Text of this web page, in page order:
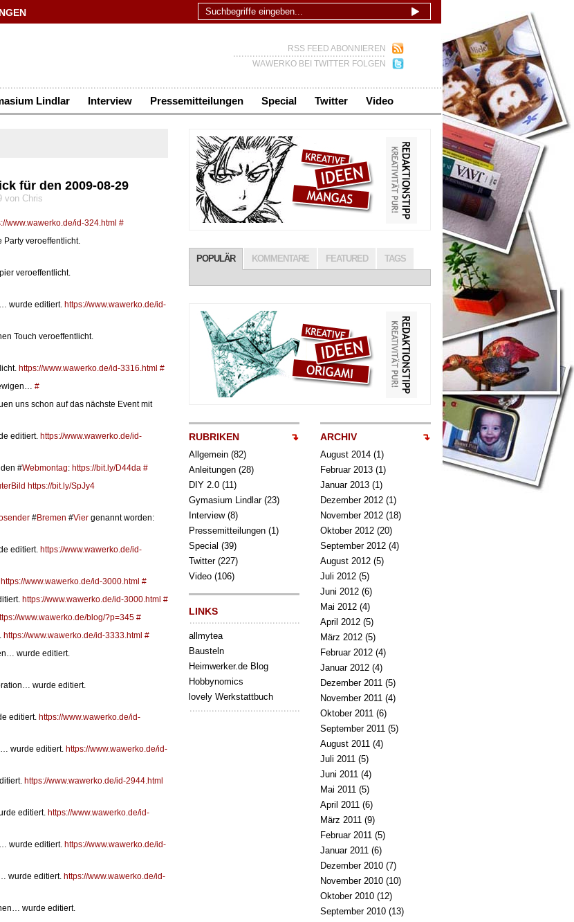
RSS FEED ABONNIEREN
WAWERKO BEI TWITTER FOLGEN
Lindlar Interview Pressemitteilungen Special Twitter Video
für den 2009-08-29
von Chris
www.wawerko.de/id-324.html #
Party veroeffentlicht.
veroeffentlicht.
wurde editiert. https://www.wawerko.de/id-
Touch veroeffentlicht.
https://www.wawerko.de/id-3316.html #
#
uns schon auf das nächste Event mit
editiert. https://www.wawerko.de/id-
#Webmontag: https://bit.ly/D44da #
https://bit.ly/SpJy4
#Bremen #Vier genannt worden:
editiert. https://www.wawerko.de/id-
https://www.wawerko.de/id-3000.html #
https://www.wawerko.de/id-3000.html #
www.wawerko.de/blog/?p=345 #
https://www.wawerko.de/id-3333.html #
wurde editiert.
wurde editiert.
editiert. https://www.wawerko.de/id-
wurde editiert. https://www.wawerko.de/id-
https://www.wawerko.de/id-2944.html
editiert. https://www.wawerko.de/id-
wurde editiert. https://www.wawerko.de/id-
wurde editiert. https://www.wawerko.de/id-
wurde editiert.
POPULÄR KOMMENTARE FEATURED TAGS
RUBRIKEN
Allgemein (82)
Anleitungen (28)
DIY 2.0 (11)
Gymasium Lindlar(23)
Interview(8)
Pressemitteilungen (1)
Special (39)
Twitter(227)
Video (106)
LINKS
allmytea
Bausteln
Heimwerker.de Blog
Hobbynomics
lovely Werkstattbuch
ARCHIV
August 2014 (1)
Februar 2013 (1)
Januar 2013 (1)
Dezember 2012 (1)
November 2012 (18)
Oktober 2012 (20)
September 2012 (4)
August 2012 (5)
Juli 2012 (5)
Juni 2012 (6)
Mai 2012 (4)
April 2012 (5)
März 2012 (5)
Februar 2012 (4)
Januar 2012 (4)
Dezember 2011 (5)
November 2011 (4)
Oktober 2011 (6)
September 2011 (5)
August 2011 (4)
Juli 2011 (5)
Juni 2011 (4)
Mai 2011 (5)
April 2011 (6)
März 2011 (9)
Februar 2011 (5)
Januar 2011 (6)
Dezember 2010 (7)
November 2010 (10)
Oktober 2010 (12)
September 2010 (13)